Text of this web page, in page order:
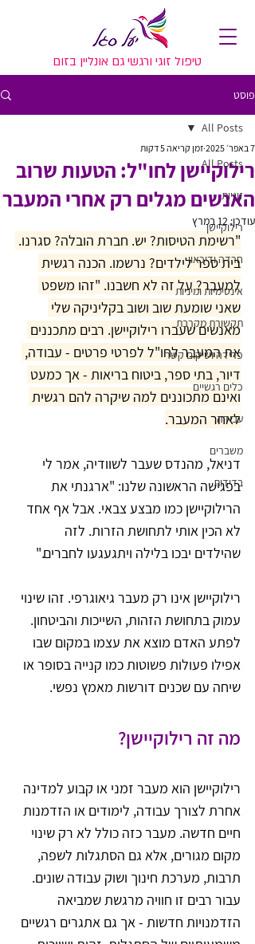
טיפול זוגי ורגשי גם אונליין בזום
פוסט
All Posts
זוגיות
רילוקיישן
חרדה ודיכאון
אינטימיות ומיניות
תקשורת מקרבת
פרידה ושיקום קשר
כלים רגשיים
עבודה
משברים
בדידות
All Posts
רילוקיישן לחו"ל: הטעות שרוב
האנשים מגלים רק אחרי המעבר
7 באפר׳ 2025 זמן קריאה 5 דקות
עודכן:12 במרץ
"רשימת הטיסות? יש. חברת הובלה? סגרנו.
בית ספר לילדים? נרשמו. הכנה רגשית
למעבר? על זה לא חשבנו. "זהו משפט
שאני שומעת שוב ושוב בקליניקה שלי
מאנשים שעברו רילוקיישן. רבים מתכננים
את המעבר לחו"ל לפרטי פרטים - עבודה,
דיור, בתי ספר, ביטוח בריאות - אך כמעט
ואינם מתכוננים למה שיקרה להם רגשית
לאחר המעבר.
דניאל, מהנדס שעבר לשוודיה, אמר לי
בפגישה הראשונה שלנו: "ארגנתי את
הרילוקיישן כמו מבצע צבאי. אבל אף אחד
לא הכין אותי לתחושת הזרות. לזה
שהילדים יבכו בלילה ויתגעגעו לחברים."
רילוקיישן אינו רק מעבר גיאוגרפי. זהו שינוי
עמוק בתחושת הזהות, השייכות והביטחון.
לפתע האדם מוצא את עצמו במקום שבו
אפילו פעולות פשוטות כמו קנייה בסופר או
שיחה עם שכנים דורשות מאמץ נפשי.
מה זה רילוקיישן?
רילוקיישן הוא מעבר זמני או קבוע למדינה
אחרת לצורך עבודה, לימודים או הזדמנות
חיים חדשה. מעבר כזה כולל לא רק שינוי
מקום מגורים, אלא גם הסתגלות לשפה,
תרבות, מערכת חינוך ושוק עבודה שונים.
עבור רבים זו חוויה מרגשת שמביאה
הזדמנויות חדשות - אך גם אתגרים רגשיים